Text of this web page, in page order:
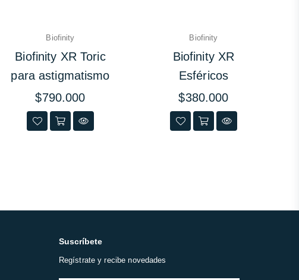
Biofinity
Biofinity XR Toric
para astigmatismo
Precio
habitual
$790.000
Biofinity
Biofinity XR
Esféricos
Precio
habitual
$380.000
Suscríbete
Regístrate y recibe novedades